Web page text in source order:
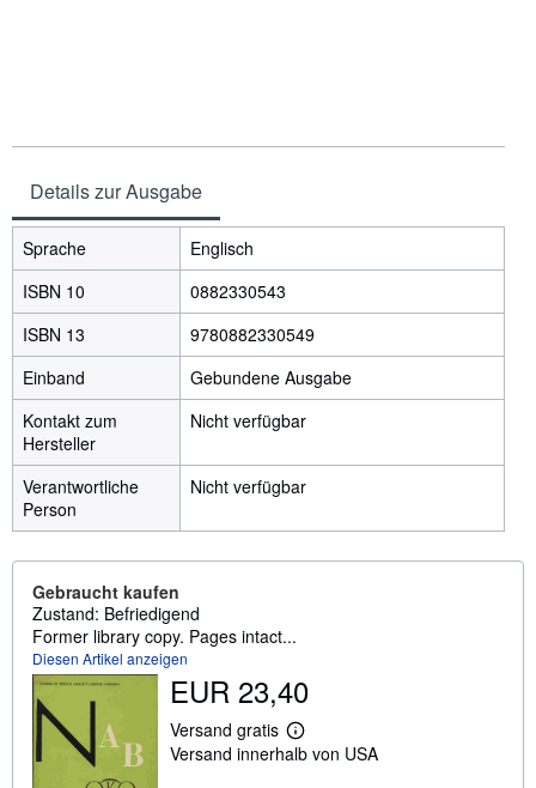
Details zur Ausgabe
Sprache
Englisch
ISBN 10
0882330543
ISBN 13
9780882330549
Einband
Gebundene Ausgabe
Kontakt zum
Hersteller
Nicht verfügbar
Verantwortliche
Person
Nicht verfügbar
Gebraucht kaufen
Zustand: Befriedigend
Former library copy. Pages intact...
Diesen Artikel anzeigen
EUR 23,40
Versand gratis
W
e
Versand innerhalb von USA